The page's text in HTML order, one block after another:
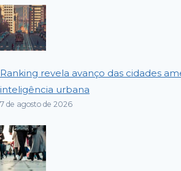
Ranking revela avanço das cidades
inteligência urbana
7 de agosto de 2026